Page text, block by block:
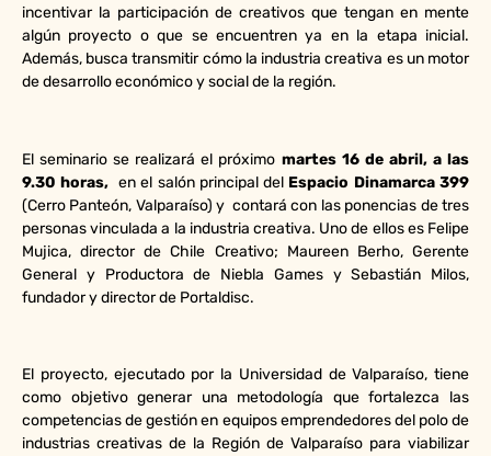
incentivar la participación de creativos que tengan en mente
algún proyecto o que se encuentren ya en la etapa inicial.
Además, busca transmitir cómo la industria creativa es un motor
de desarrollo económico y social de la región.
El seminario se realizará el próximo martes 16 de abril, a las
9.30 horas, en el salón principal del Espacio Dinamarca 399
(Cerro Panteón, Valparaíso) y contará con las ponencias de tres
personas vinculada a la industria creativa. Uno de ellos es Felipe
Mujica, director de Chile Creativo; Maureen Berho, Gerente
General y Productora de Niebla Games y Sebastián Milos,
fundador y director de Portaldisc.
El proyecto, ejecutado por la Universidad de Valparaíso, tiene
como objetivo generar una metodología que fortalezca las
competencias de gestión en equipos emprendedores del polo de
industrias creativas de la Región de Valparaíso para viabilizar